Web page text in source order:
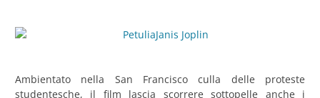
Ambientato nella San Francisco culla delle proteste
studentesche, il film lascia scorrere sottopelle anche i